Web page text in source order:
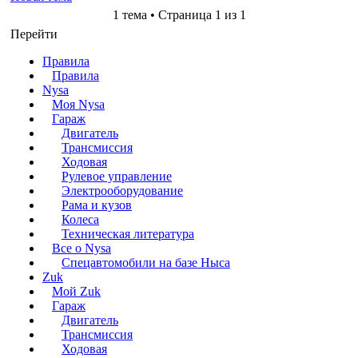
1 тема • Страница 1 из 1
Перейти
Правила
Правила
Nysa
Моя Nysa
Гараж
Двигатель
Трансмиссия
Ходовая
Рулевое управление
Электрооборудование
Рама и кузов
Колеса
Техническая литература
Все о Nysa
Спецавтомобили на базе Ныса
Zuk
Мой Zuk
Гараж
Двигатель
Трансмиссия
Ходовая